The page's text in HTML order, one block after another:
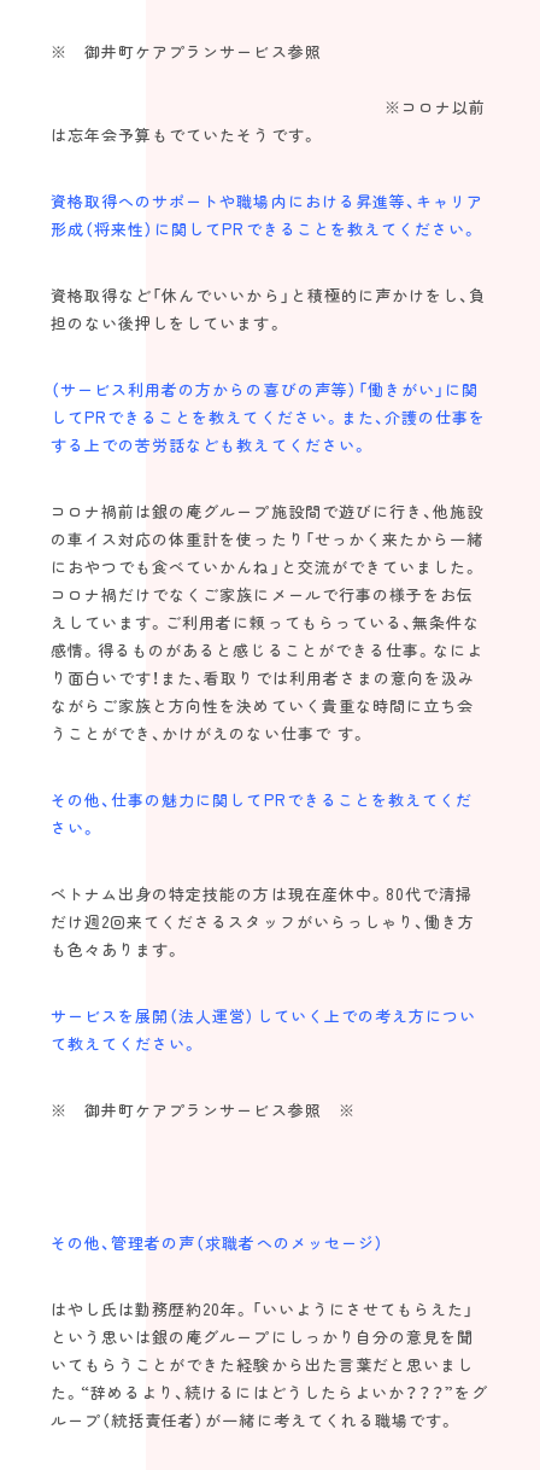
※ 御井町ケアプランサービス参照
※コロナ以前
は忘年会予算もでていたそうです。
資格取得へのサポートや職場内における昇進等、キャリア
形成（将来性）に関してPRできることを教えてください。
資格取得など「休んでいいから」と積極的に声かけをし、負
担のない後押しをしています。
（サービス利用者の方からの喜びの声等）「働きがい」に関
してPRできることを教えてください。また、介護の仕事を
する上での苦労話なども教えてください。
コロナ禍前は銀の庵グループ施設間で遊びに行き、他施設
の車イス対応の体重計を使ったり「せっかく来たから一緒
におやつでも食べていかんね」と交流ができていました。
コロナ禍だけでなくご家族にメールで行事の様子をお伝
えしています。ご利用者に頼ってもらっている、無条件な
感情。得るものがあると感じることができる仕事。なによ
り面白いです！また、看取りでは利用者さまの意向を汲み
ながらご家族と方向性を決めていく貴重な時間に立ち会
うことができ、かけがえのない仕事で す。
その他、仕事の魅力に関してPRできることを教えてくだ
さい。
ベトナム出身の特定技能の方は現在産休中。80代で清掃
だけ週2回来てくださるスタッフがいらっしゃり、働き方
も色々あります。
サービスを展開（法人運営）していく上での考え方につい
て教えてください。
※ 御井町ケアプランサービス参照 ※
その他、管理者の声（求職者へのメッセージ）
はやし氏は勤務歴約20年。「いいようにさせてもらえた」
という思いは銀の庵グループにしっかり自分の意見を聞
いてもらうことができた経験から出た言葉だと思いまし
た。“辞めるより、続けるにはどうしたらよいか？？？”をグ
ループ（統括責任者）が一緒に考えてくれる職場です。